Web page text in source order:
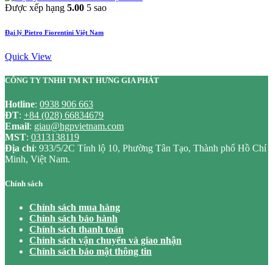
Được xếp hạng 5.00 5 sao
Đại lý Pietro Fiorentini Việt Nam
Quick View
CÔNG TY TNHH TM KT HƯNG GIA PHÁT
Hotline: 0938 906 663
ĐT: +84 (028) 66834679
Email: giau@hgpvietnam.com
MST: 0313138119
Địa chỉ: 933/5/2C Tỉnh lộ 10, Phường Tân Tạo, Thành phố Hồ Chí
Minh, Việt Nam.
Chính sách
Chính sách mua hàng
Chính sách bảo hành
Chính sách thanh toán
Chính sách vận chuyển và giao nhận
Chính sách bảo mật thông tin